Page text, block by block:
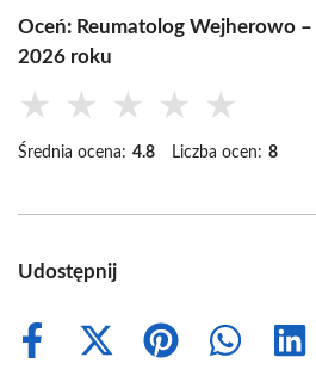
Oceń: Reumatolog Wejherowo
2026 roku
★ ★ ★ ★ ★
Średnia ocena: 4.8 Liczba ocen: 8
Udostępnij
Share
Share
Share
Share